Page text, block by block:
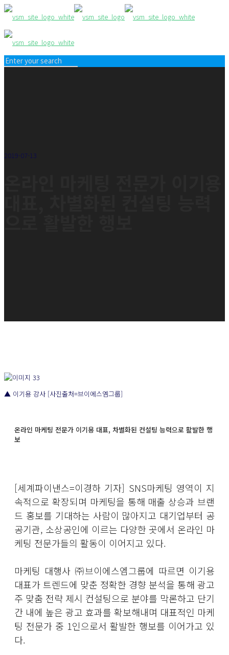
2019-07-13
▲ 이기용 강사 [사진출처=브이에스엠그룹]
온라인 마케팅 전문가 이기용 대표, 차별화된 컨설팅 능력으로 활발한 행
보
[세계파이낸스=이경하 기자] SNS마케팅 영역이 지
속적으로 확장되며 마케팅을 통해 매출 상승과 브랜
드 홍보를 기대하는 사람이 많아지고 대기업부터 공
공기관, 소상공인에 이르는 다양한 곳에서 온라인 마
케팅 전문가들의 활동이 이어지고 있다.
마케팅 대행사 ㈜브이에스엠그룹에 따르면 이기용
대표가 트렌드에 맞춘 정확한 경향 분석을 통해 광고
주 맞춤 전략 제시 컨설팅으로 분야를 막론하고 단기
간 내에 높은 광고 효과를 확보해내며 대표적인 마케
팅 전문가 중 1인으로서 활발한 행보를 이어가고 있
다.